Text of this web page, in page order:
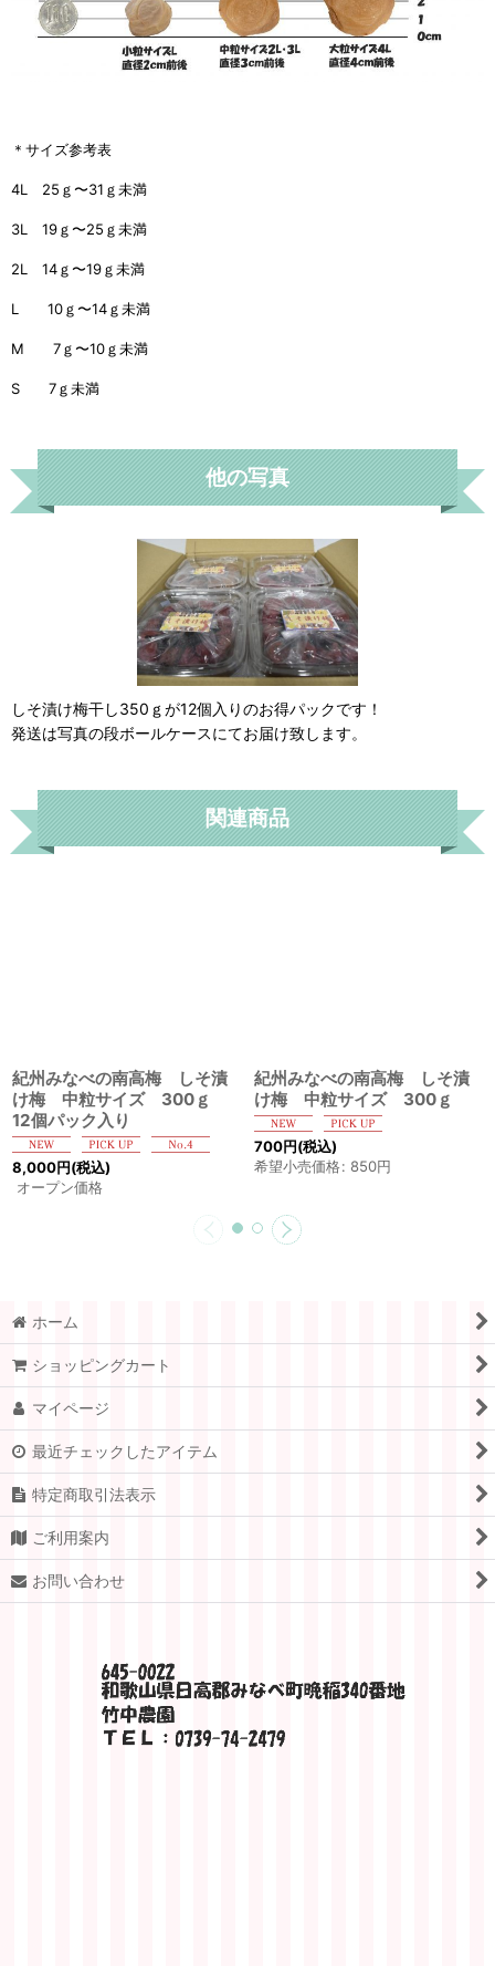
＊サイズ参考表
4L 25ｇ〜31ｇ未満
3L 19ｇ〜25ｇ未満
2L 14ｇ〜19ｇ未満
L 10ｇ〜14ｇ未満
M 7ｇ〜10ｇ未満
S 7ｇ未満
他の写真
しそ漬け梅干し350ｇが12個入りのお得パックです！
発送は写真の段ボールケースにてお届け致します。
関連商品
紀州みなべの南高梅 しそ漬
け梅 中粒サイズ 300ｇ
12個パック入り
8,000円(税込)
オープン価格
紀州みなべの南高梅 しそ漬
け梅 中粒サイズ 300ｇ
700円(税込)
希望小売価格: 850円
ホーム
ショッピングカート
マイページ
最近チェックしたアイテム
特定商取引法表示
ご利用案内
お問い合わせ